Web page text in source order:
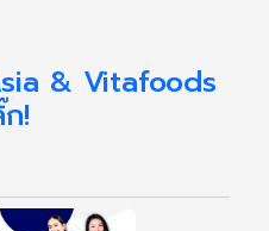
& Vitafoods
!